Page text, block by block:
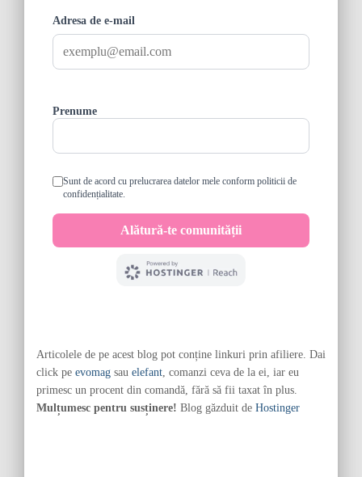
Articolele de pe acest blog pot conține linkuri prin afiliere. Dai
click pe evomag sau elefant , comanzi ceva de la ei, iar eu
primesc un procent din comandă, fără să fii taxat în plus.
Mulțumesc pentru susținere! Blog găzduit de Hostinger